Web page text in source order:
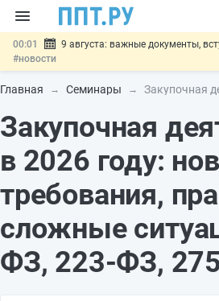
00:01
9 августа: важные документы,
#новости
07.08 Подписан закон о блокировке
«Честный знак»#новости
07.08
Госпошлину за устранение ошибок в
отменить
07.08
Важно
Разработают единые
Главная Семинары Закупочная
Закупочная
в 2026 году:
требования,
сложные
ФЗ, 223-ФЗ,